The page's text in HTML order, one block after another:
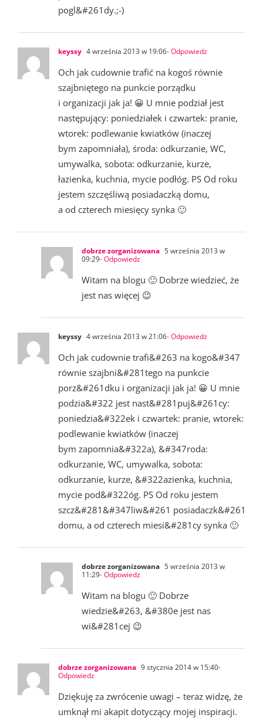
pogl&#261dy.;-)
keyssy 4 września 2013 w 19:06- Odpowiedz
Och jak cudownie trafić na kogoś równie
szajbniętego na punkcie porządku
i organizacji jak ja! 😀 U mnie podział jest
następujący: poniedziałek i czwartek: pranie,
wtorek: podlewanie kwiatków (inaczej
bym zapomniała), środa: odkurzanie, WC,
umywalka, sobota: odkurzanie, kurze,
łazienka, kuchnia, mycie podłóg. PS Od roku
jestem szczęśliwą posiadaczką domu,
a od czterech miesięcy synka 🙂
dobrze zorganizowana 5 września 2013 w
09:29- Odpowiedz
Witam na blogu 🙂 Dobrze wiedzieć, że
jest nas więcej 😉
keyssy 4 września 2013 w 21:06- Odpowiedz
Och jak cudownie trafi&#263 na kogo&#347
równie szajbni&#281tego na punkcie
porz&#261dku i organizacji jak ja! 😀 U mnie
podzia&#322 jest nast&#281puj&#261cy:
poniedzia&#322ek i czwartek: pranie, wtorek:
podlewanie kwiatków (inaczej
bym zapomnia&#322a), &#347roda:
odkurzanie, WC, umywalka, sobota:
odkurzanie, kurze, &#322azienka, kuchnia,
mycie pod&#322óg. PS Od roku jestem
szcz&#281&#347liw&#261 posiadaczk&#261
domu, a od czterech miesi&#281cy synka 🙂
dobrze zorganizowana 5 września 2013 w
11:29- Odpowiedz
Witam na blogu 🙂 Dobrze
wiedzie&#263, &#380e jest nas
wi&#281cej 😉
dobrze zorganizowana 9 stycznia 2014 w 15:40-
Odpowiedz
Dziękuję za zwrócenie uwagi – teraz widzę, że
umknął mi akapit dotyczący mojej inspiracji.